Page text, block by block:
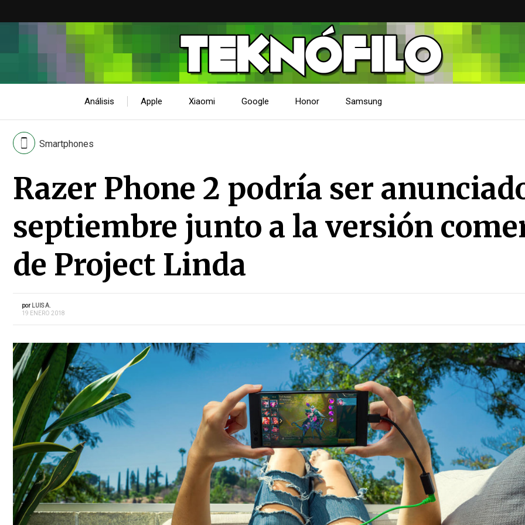
Análisis Apple Xiaomi Google Honor Samsung
Smartphones
Razer Phone 2 podría ser
septiembre junto a la versión
de Project Linda
por LUIS A.
19 ENERO 2018